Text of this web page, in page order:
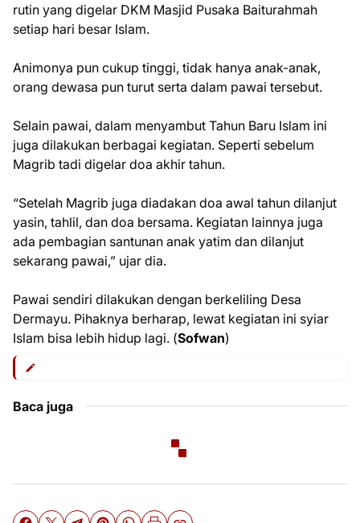
rutin yang digelar DKM Masjid Pusaka Baiturahmah
setiap hari besar Islam.
Animonya pun cukup tinggi, tidak hanya anak-anak,
orang dewasa pun turut serta dalam pawai tersebut.
Selain pawai, dalam menyambut Tahun Baru Islam ini
juga dilakukan berbagai kegiatan. Seperti sebelum
Magrib tadi digelar doa akhir tahun.
“Setelah Magrib juga diadakan doa awal tahun dilanjut
yasin, tahlil, dan doa bersama. Kegiatan lainnya juga
ada pembagian santunan anak yatim dan dilanjut
sekarang pawai,” ujar dia.
Pawai sendiri dilakukan dengan berkeliling Desa
Dermayu. Pihaknya berharap, lewat kegiatan ini syiar
Islam bisa lebih hidup lagi. (Sofwan)
Baca juga